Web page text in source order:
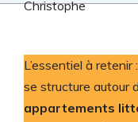
L’essentiel à
se structure autour
appartements